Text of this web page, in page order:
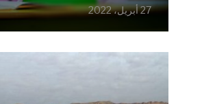
27 أبريل، 2022